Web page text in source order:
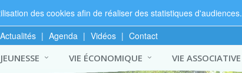
des cookies afin de réaliser des statistiques d'audiences.
Actualités | Agenda | Vidéos | Contact
VIE ÉCONOMIQUE VIE ASSOCIATIVE